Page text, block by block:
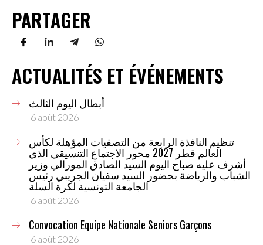
PARTAGER
ACTUALITÉS ET ÉVÉNEMENTS
أبطال اليوم الثالث
6 août 2026
تنظيم النافذة الرابعة من التصفيات المؤهلة لكأس
العالم قطر 2027 محور الاجتماع التنسيقي الذي
أشرف عليه صباح اليوم السيد الصادق المورالي وزير
الشباب والرياضة بحضور السيد سفيان الجريبي رئيس
الجامعة التونسية لكرة السلة
6 août 2026
Convocation Equipe Nationale Seniors Garçons
6 août 2026